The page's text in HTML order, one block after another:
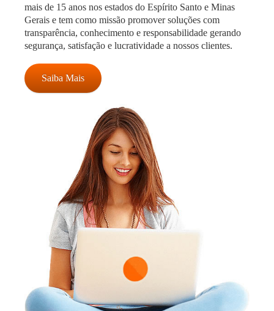
mais de 15 anos nos estados do Espírito Santo e Minas
Gerais e tem como missão promover soluções com
transparência, conhecimento e responsabilidade gerando
segurança, satisfação e lucratividade a nossos clientes.
Saiba Mais